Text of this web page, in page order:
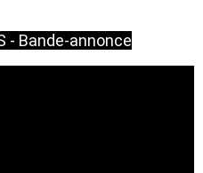
- Bande-annonce